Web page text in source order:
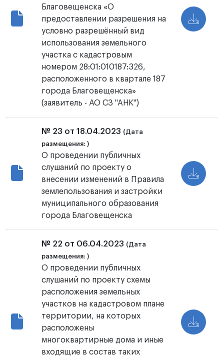
Благовещенска «О
предоставлении разрешения на
условно разрешённый вид
использования земельного
участка с кадастровым
номером 28:01:010187:326,
расположенного в квартале 187
города Благовещенска»
(заявитель - АО СЗ "АНК")
№ 23 от 18.04.2023 (Дата
размещения: )
О проведении публичных
слушаний по проекту о
внесении изменений в Правила
землепользования и застройки
муниципального образования
города Благовещенска
№ 22 от 06.04.2023 (Дата
размещения: )
О проведении публичных
слушаний по проекту схемы
расположения земельных
участков на кадастровом плане
территории, на которых
расположены
многоквартирные дома и иные
входящие в состав таких